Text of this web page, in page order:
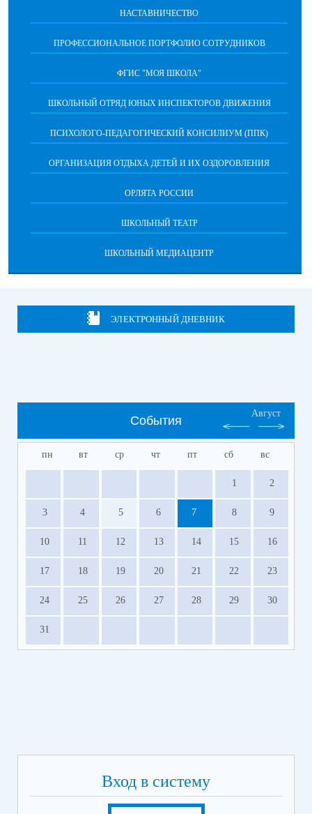
НАСТАВНИЧЕСТВО
ПРОФЕССИОНАЛЬНОЕ ПОРТФОЛИО СОТРУДНИКОВ
ФГИС "МОЯ ШКОЛА"
ШКОЛЬНЫЙ ОТРЯД ЮНЫХ ИНСПЕКТОРОВ ДВИЖЕНИЯ
ПСИХОЛОГО-ПЕДАГОГИЧЕСКИЙ КОНСИЛИУМ (ППК)
ОРГАНИЗАЦИЯ ОТДЫХА ДЕТЕЙ И ИХ ОЗДОРОВЛЕНИЯ
ОРЛЯТА РОССИИ
ШКОЛЬНЫЙ ТЕАТР
ШКОЛЬНЫЙ МЕДИАЦЕНТР
ЭЛЕКТРОННЫЙ ДНЕВНИК
События
Август
пн вт ср чт пт сб вс
1 2
3 4 5 6 7 8 9
10 11 12 13 14 15 16
17 18 19 20 21 22 23
24 25 26 27 28 29 30
31
Вход в систему